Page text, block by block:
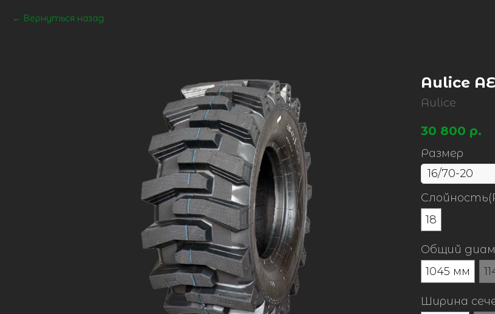
Вернуться назад
Aulice
Aulice
30 800 р.
Размер
18
Общий
1045 мм
Ширина